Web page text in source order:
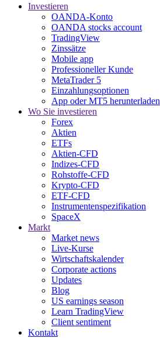
Investieren
OANDA-Konto
OANDA stocks account
TradingView
Zinssätze
Mobile app
Professioneller Kunde
MetaTrader 5
Einzahlungsoptionen
App oder MT5 herunterladen
Wo Sie investieren
Forex
Aktien
ETFs
Aktien-CFD
Indizes-CFD
Rohstoffe-CFD
Krypto-CFD
ETF-CFD
Instrumentenspezifikation
SpaceX
Markt
Market news
Live-Kurse
Wirtschaftskalender
Corporate actions
Updates
Blog
US earnings season
Learn TradingView
Client sentiment
Kontakt